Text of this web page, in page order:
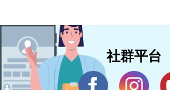
社群平台